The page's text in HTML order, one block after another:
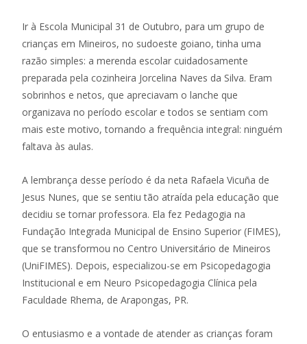
Ir à Escola Municipal 31 de Outubro, para um grupo de
crianças em Mineiros, no sudoeste goiano, tinha uma
razão simples: a merenda escolar cuidadosamente
preparada pela cozinheira Jorcelina Naves da Silva. Eram
sobrinhos e netos, que apreciavam o lanche que
organizava no período escolar e todos se sentiam com
mais este motivo, tornando a frequência integral: ninguém
faltava às aulas.
A lembrança desse período é da neta Rafaela Vicuña de
Jesus Nunes, que se sentiu tão atraída pela educação que
decidiu se tornar professora. Ela fez Pedagogia na
Fundação Integrada Municipal de Ensino Superior (FIMES),
que se transformou no Centro Universitário de Mineiros
(UniFIMES). Depois, especializou-se em Psicopedagogia
Institucional e em Neuro Psicopedagogia Clínica pela
Faculdade Rhema, de Arapongas, PR.
O entusiasmo e a vontade de atender as crianças foram